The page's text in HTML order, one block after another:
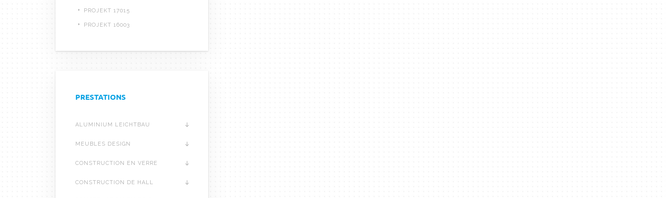
PROJEKT 17015
PROJEKT 16003
PRESTATIONS
ALUMINIUM LEICHTBAU
MEUBLES DESIGN
CONSTRUCTION EN VERRE
CONSTRUCTION DE HALL